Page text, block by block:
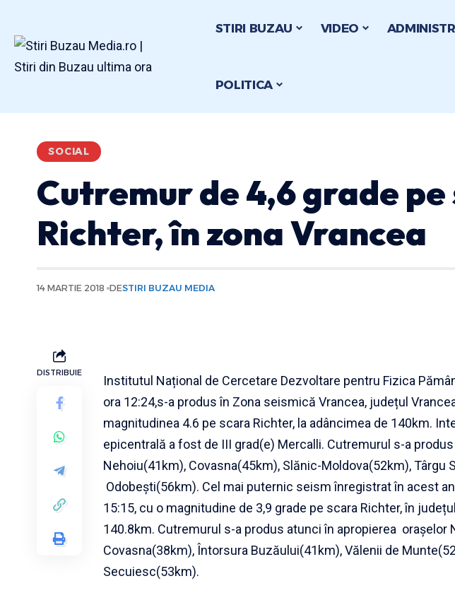
STIRI BUZAU VIDEO
POLITICA
SOCIAL
Cutremur de 4,6 grade pe
Richter, în zona Vrancea
14 MARTIE 2018 DESTIRI BUZAU MEDIA
DISTRIBUIE
Institutul Național de Cercetare Dezvoltare pentru Fizica
ora 12:24,s-a produs în Zona seismică Vrancea, județul
magnitudinea 4.6 pe scara Richter, la adâncimea de 140km.
epicentrală a fost de III grad(e) Mercalli. Cutremurul s-a
Nehoiu(41km), Covasna(45km), Slănic-Moldova(52km), Târgu
Odobești(56km). Cel mai puternic seism înregistrat în acest
15:15, cu o magnitudine de 3,9 grade pe scara Richter, în
140.8km. Cutremurul s-a produs atunci în apropierea orașelor
Covasna(38km), Întorsura Buzăului(41km), Vălenii de
Secuiesc(53km).